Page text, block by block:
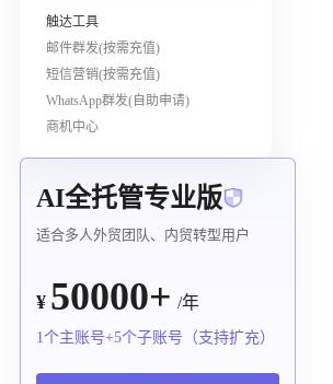
触达工具
邮件群发(按需充值)
短信营销(按需充值)
WhatsApp群发(自助申请)
商机中心
AI全托管专业版
适合多人外贸团队、内贸转型用户
¥ 50000+ /年
1个主账号+5个子账号（支持扩充）